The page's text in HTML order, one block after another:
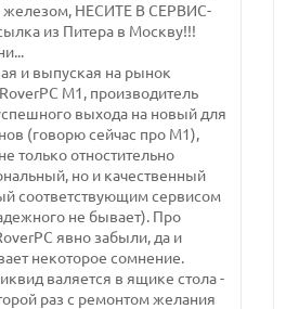
железом, НЕСИТЕ В СЕРВИС-
из Питера в Москву!!!
и выпуская на рынок
M1, производитель
выхода на новый для
(говорю сейчас про М1),
только отностительно
но и качественный
соответствующим сервисом
не бывает). Про
явно забыли, да и
некоторое сомнение.
валяется в ящике стола -
раз с ремонтом желания